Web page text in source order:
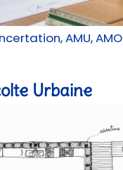
AMU, AMO
Urbaine